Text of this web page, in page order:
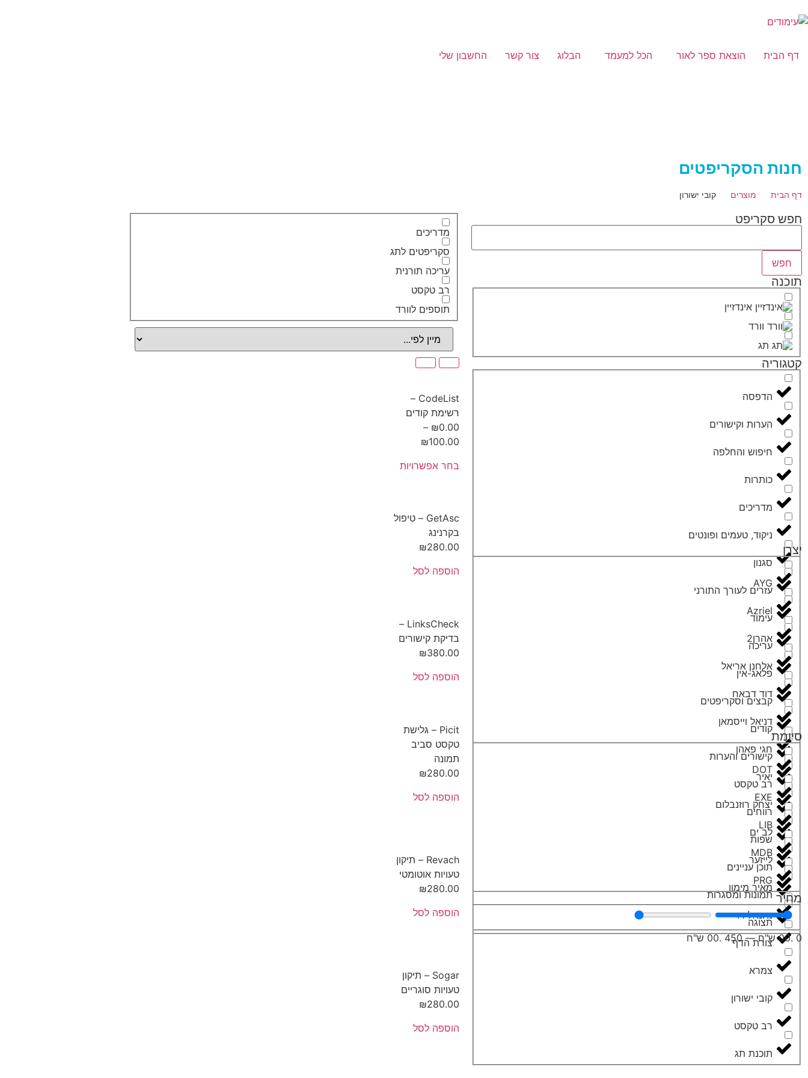
דף הבית הוצאת ספר לאור הכל למעמד הבלוג צור קשר החשבון שלי
חנות הסקריפטים
דף הבית מוצרים קובי ישורון
חפש סקריפט
חפש
תוכנה
אינדזיין
וורד
תג
קטגוריה
הדפסה
הערות וקישורים
חיפוש והחלפה
כותרות
מדריכים
ניקוד, טעמים ופונטים
סגנון
עזרים לעורך התורני
עימוד
עריכה
פלאג-אין
קבצים וסקריפטים
קודים
קישורים והערות
רב טקסט
רווחים
שפות
תוכן עניינים
תמונות ומסגרות
תצוגה
יצרן
AYG
Azriel
אהרן2
אלחנן אריאל
דוד דבאח
דניאל וייסמאן
חגי פאהן
יאיר
יצחק רוזנבלום
לב ים
לייזער
מאיר מימון
נתנאל ר.
צורת הדף
צמרא
קובי ישורון
רב טקסט
תוכנת תג
סיומת
DOT
EXE
LIB
MDB
PRG
מחיר
0 .00 ש"ח —
450 .00 ש"ח
מדריכים
סקריפטים לתג
עריכה תורנית
רב טקסט
תוספים לוורד
CodeList –
רשימת קודים
₪0.00
–
₪100.00
בחר אפשרויות
GetAsc – טיפול
בקרנינג
₪280.00
הוספה לסל
LinksCheck –
בדיקת קישורים
₪380.00
הוספה לסל
Picit – גלישת
טקסט סביב
תמונה
₪280.00
הוספה לסל
Revach – תיקון
טעויות אוטומטי
₪280.00
הוספה לסל
Sogar – תיקון
טעויות סוגריים
₪280.00
הוספה לסל